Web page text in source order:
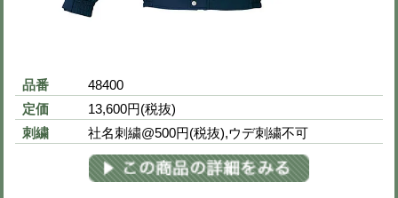
イメージ写真
色 (カラーバリエーション)